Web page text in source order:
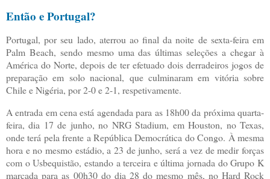
Então e Portugal?
Portugal, por seu lado, aterrou ao final da noite de sexta-feira em
Palm Beach, sendo mesmo uma das últimas seleções a chegar à
América do Norte, depois de ter efetuado dois derradeiros jogos de
preparação em solo nacional, que culminaram em vitória sobre
Chile e Nigéria, por 2-0 e 2-1, respetivamente.
A entrada em cena está agendada para as 18h00 da próxima quarta-
feira, dia 17 de junho, no NRG Stadium, em Houston, no Texas,
onde terá pela frente a República Democrática do Congo. À mesma
hora e no mesmo estádio, a 23 de junho, será a vez de medir forças
com o Usbequistão, estando a terceira e última jornada do Grupo K
marcada para as 00h30 do dia 28 do mesmo mês, no Hard Rock